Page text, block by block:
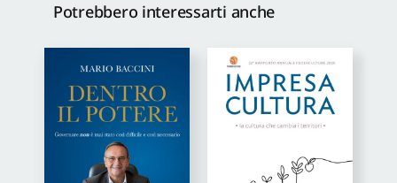
Potrebbero interessarti anche